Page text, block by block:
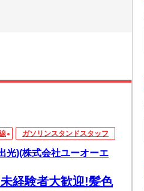
ガソリンスタンドスタッフ
光)(株式会社ユーオーエ
経験者大歓迎!髪色